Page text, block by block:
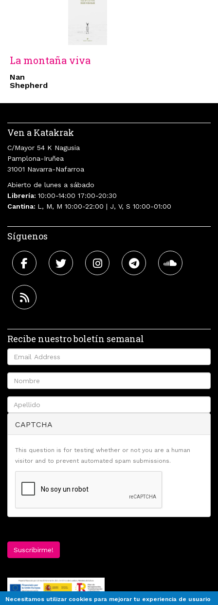
La montaña viva
Nan
Shepherd
Ven a Katakrak
C/Mayor 54 K Nagusia
Pamplona-Iruñea
31001 Navarra-Nafarroa
Abierto de lunes a sábado
Librería: 10:00-14:00 17:00-20:30
Cantina: L, M, M 10:00-22:00 | J, V, S 10:00-01:00
Síguenos
Recibe nuestro boletín semanal
CAPTCHA
This question is for testing whether or not you are a human
visitor and to prevent automated spam submissions.
Suscribirme!
Necesitamos utilizar cookies para mejorar tu experiencia de usuario